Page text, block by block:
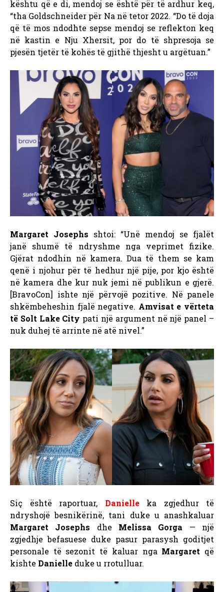
kështu që e di, mendoj se është për të ardhur keq,
“tha Goldschneider për Na në tetor 2022. “Do të doja
që të mos ndodhte sepse mendoj se reflekton keq
në kastin e Nju Xhersit, por do të shpresoja se
pjesën tjetër të kohës të gjithë thjesht u argëtuan.”
Margaret Josephs shtoi: “Unë mendoj se fjalët
janë shumë të ndryshme nga veprimet fizike.
Gjërat ndodhin në kamera. Dua të them se kam
qenë i njohur për të hedhur një pije, por kjo është
në kamera dhe kur nuk jemi në publikun e gjerë.
[BravoCon] ishte një përvojë pozitive. Në panele
shkëmbeheshin fjalë negative. Amvisat e vërteta
të Solt Lake City pati një argument në një panel –
nuk duhej të arrinte në atë nivel.”
Siç është raportuar, Danielleka zgjedhur të
ndryshojë besnikërinë, tani duke u anashkaluar
Margaret Josephs dhe Melissa Gorga — një
zgjedhje befasuese duke pasur parasysh goditjet
personale të sezonit të kaluar nga Margaret që
kishte Danielle duke u rrotulluar.